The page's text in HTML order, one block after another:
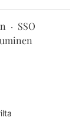
· SSO